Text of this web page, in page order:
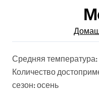
Средняя
Количество
сезон: осень